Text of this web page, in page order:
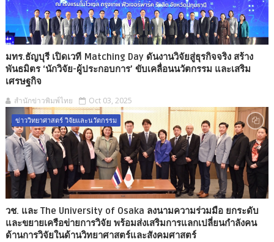
มทร.ธัญบุรี เปิดเวที Matching Day ดันงานวิจัยสู่ธุรกิจจริง สร้าง
พันธมิตร ‘นักวิจัย-ผู้ประกอบการ’ ขับเคลื่อนนวัตกรรม และเสริม
เศรษฐกิจ
สำนักข่าวพิมพ์ไทย Oct 03, 2025
ข่าววิทยาศาสตร์ วิจัยและนวัตกรรม
วช. และ The University of Osaka ลงนามความร่วมมือ ยกระดับ
และขยายเครือข่ายการวิจัย พร้อมส่งเสริมการแลกเปลี่ยนกำลังคน
ด้านการวิจัยในด้านวิทยาศาสตร์และสังคมศาสตร์